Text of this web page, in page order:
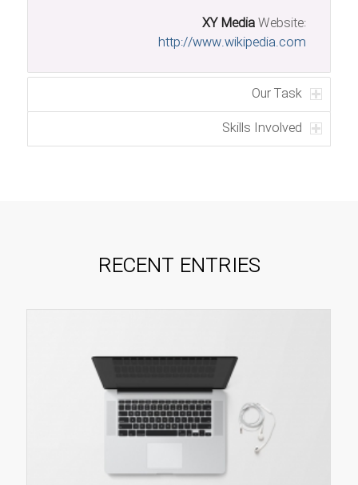
XY MediaWebsite:
http://www.wikipedia.com
Our Task
Skills Involved
RECENT ENTRIES